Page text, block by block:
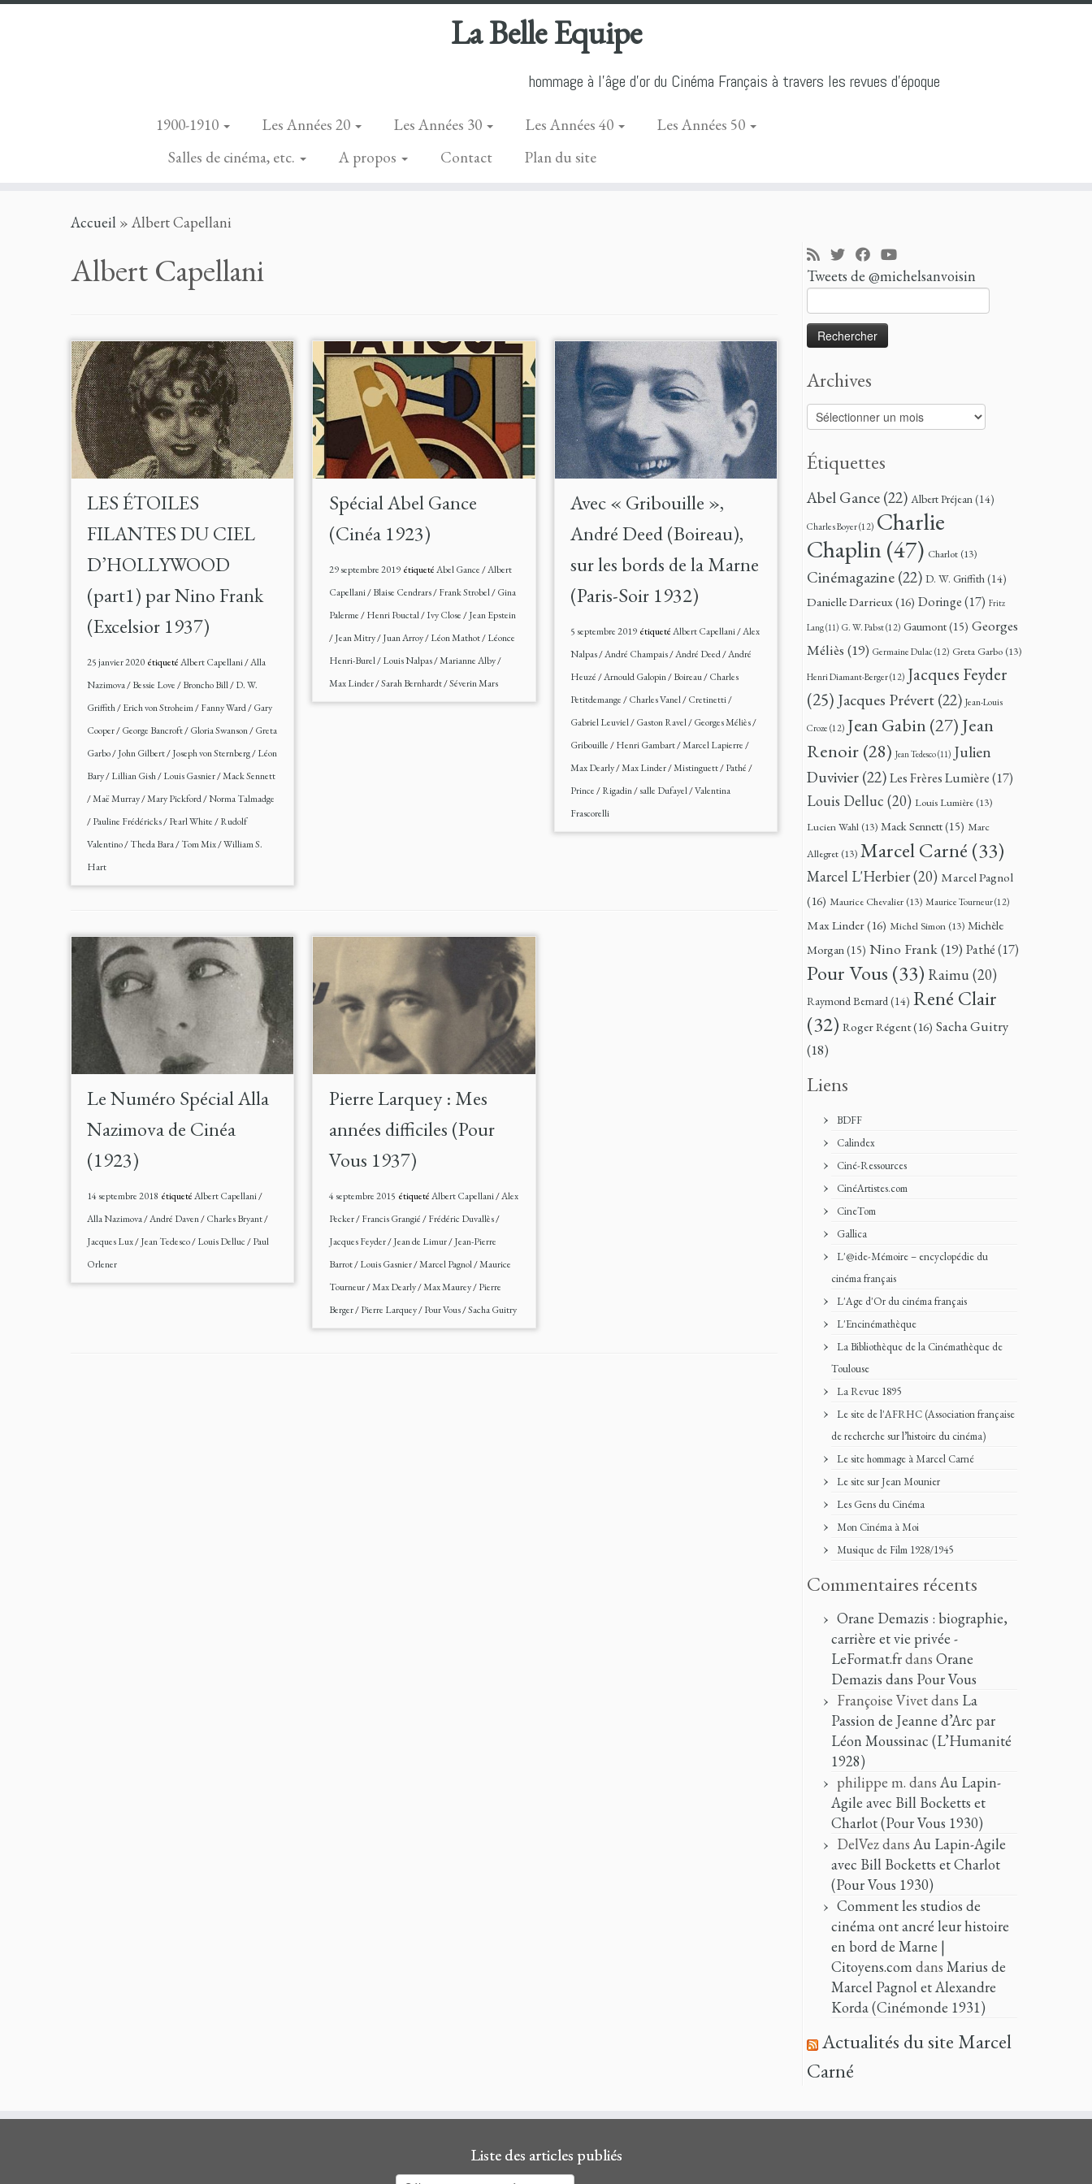
La Belle Equipe
hommage à l'âge d'or du Cinéma Français à travers les revues d'époque
1900-1910 Les Années 20 Les Années 30 Les Années 40
Les Années 50
Salles de cinéma, etc.
A propos Contact Plan du site
Accueil » Albert Capellani
Albert Capellani
LES ÉTOILES
FILANTES DU CIEL
D’HOLLYWOOD
(part1) par Nino Frank
(Excelsior 1937)
25 janvier 2020 étiquetéAlbert Capellani/Alla
Nazimova/Bessie Love/Broncho Bill/D. W.
Griffith/Erich von Stroheim/Fanny Ward/Gary
Cooper/George Bancroft/Gloria Swanson/Greta
Garbo/John Gilbert/Joseph von Sternberg/Léon
Bary/Lillian Gish/Louis Gasnier/Mack Sennett
/Maë Murray/Mary Pickford/Norma Talmadge
/Pauline Frédéricks/Pearl White/Rudolf
Valentino/Theda Bara/Tom Mix/William S.
Hart
Spécial Abel Gance
(Cinéa 1923)
29 septembre 2019étiquetéAbel Gance/Albert
Capellani/Blaise Cendrars/Frank Strobel/Gina
Palerme/Henri Pouctal/Ivy Close/Jean Epstein
/Jean Mitry/Juan Arroy/Léon Mathot/Léonce
Henri-Burel/Louis Nalpas/Marianne Alby/
Max Linder/Sarah Bernhardt/Séverin Mars
Avec « Gribouille »,
André Deed (Boireau),
sur les bords de la Marne
(Paris-Soir 1932)
5 septembre 2019étiquetéAlbert Capellani/Alex
Nalpas/André Champais/André Deed/André
Heuzé/Arnould Galopin/Boireau/Charles
Petitdemange/Charles Vanel/Cretinetti/
Gabriel Leuviel/Gaston Ravel/Georges Méliès/
Gribouille/Henri Gambart/Marcel Lapierre/
Max Dearly/Max Linder/Mistinguett/Pathé/
Prince/Rigadin/salle Dufayel/Valentina
Frascorelli
Le Numéro Spécial Alla
Nazimova de Cinéa
(1923)
14 septembre 2018 étiquetéAlbert Capellani/
Alla Nazimova/André Daven/Charles Bryant/
Jacques Lux/Jean Tedesco/Louis Delluc/Paul
Orlener
Pierre Larquey : Mes
années difficiles (Pour
Vous 1937)
4 septembre 2015 étiquetéAlbert Capellani/Alex
Pecker/Francis Grangié/Frédéric Duvallès/
Jacques Feyder/Jean de Limur/Jean-Pierre
Barrot/Louis Gasnier/Marcel Pagnol/Maurice
Tourneur/Max Dearly/Max Maurey/Pierre
Berger/Pierre Larquey/Pour Vous/Sacha Guitry
Tweets de @michelsanvoisin
Archives
Archives
Étiquettes
Abel Gance(22) Albert Préjean(14)
Charles Boyer(12) Charlie
Chaplin(47) Charlot (13)
Cinémagazine(22) D. W. Griffith(14)
Danielle Darrieux(16) Doringe(17) Fritz
Lang(11) G. W. Pabst(12) Gaumont(15) Georges
Méliès (19) Germaine Dulac (12) Greta Garbo (13)
Henri Diamant-Berger(12) Jacques Feyder
(25) Jacques Prévert(22) Jean-Louis
Croze (12) Jean Gabin (27) Jean
Renoir (28) Jean Tedesco(11) Julien
Duvivier(22)Les Frères Lumière(17)
Louis Delluc (20) Louis Lumière (13)
Lucien Wahl (13) Mack Sennett(15) Marc
Allegret (13) Marcel Carné (33)
Marcel L'Herbier(20) Marcel Pagnol
(16) Maurice Chevalier (13) Maurice Tourneur(12)
Max Linder(16) Michel Simon (13) Michèle
Morgan(15) Nino Frank(19) Pathé(17)
Pour Vous (33) Raimu(20)
Raymond Bernard(14) René Clair
(32) Roger Régent(16) Sacha Guitry
(18)
Liens
BDFF
Calindex
Ciné-Ressources
CinéArtistes.com
CineTom
Gallica
L'@ide-Mémoire – encyclopédie du
cinéma français
L'Age d'Or du cinéma français
L'Encinémathèque
La Bibliothèque de la Cinémathèque de
Toulouse
La Revue 1895
Le site de l'AFRHC (Association française
de recherche sur l’histoire du cinéma)
Le site hommage à Marcel Carné
Le site sur Jean Mounier
Les Gens du Cinéma
Mon Cinéma à Moi
Musique de Film 1928/1945
Commentaires récents
Orane Demazis : biographie,
carrière et vie privée -
LeFormat.frdans Orane
Demazis dans Pour Vous
Françoise Vivetdans La
Passion de Jeanne d’Arc par
Léon Moussinac (L’Humanité
1928)
philippe m. dans Au Lapin-
Agile avec Bill Bocketts et
Charlot (Pour Vous 1930)
DelVezdans Au Lapin-Agile
avec Bill Bocketts et Charlot
(Pour Vous 1930)
Comment les studios de
cinéma ont ancré leur histoire
en bord de Marne |
Citoyens.comdans Marius de
Marcel Pagnol et Alexandre
Korda (Cinémonde 1931)
Actualités du site Marcel
Carné
Liste des articles publiés